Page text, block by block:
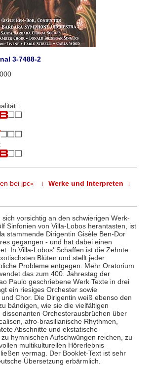
3-7488-2
bei jpc« ↓ Werke und Interpreten ↓
vorsichtig an den schwierigen Werk-
Sinfonien von Villa-Lobos herantasten, ist
stammende Dirigentin Gisèle Ben-Dor
gegangen - und hat dabei einen
In Villa-Lobos' Schaffen ist die Zehnte
Blüten und stellt jeder
Probleme entgegen. Mehr Oratorium
das zum 400. Jahrestag der
Paulo geschriebene Werk Texte in drei
ein riesiges Orchester sowie
Chor. Die Dirigentin weiß ebenso den
bändigen, wie sie die vielfältigen
dissonanten Orchesterausbrüchen über
afro-brasilianische Rhythmen,
Abschnitte und ekstatische
hymnischen Aufschwüngen reichen, zu
multikulturellen Hörerlebnis
vermag. Der Booklet-Text ist sehr
Übersetzung erbärmlich.